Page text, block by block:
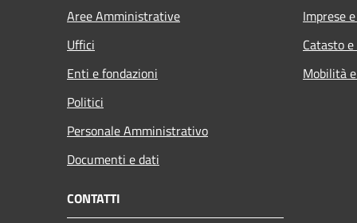
Aree Amministrative
Uffici
Enti e fondazioni
Politici
Personale Amministrativo
Documenti e dati
Imprese
Catasto
Mobilità
CONTATTI